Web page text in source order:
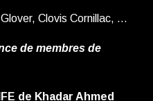
Clovis Cornillac, …
de membres de
de Khadar Ahmed